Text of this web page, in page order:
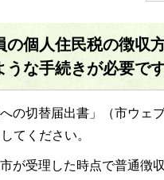
の個人住民税の徴収
な手続きが必要です
の切替届出書」（市ウェ
てください。
が受理した時点で普通徴